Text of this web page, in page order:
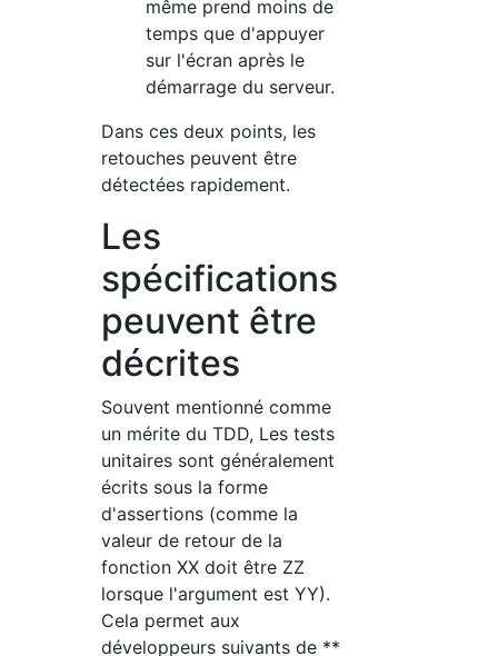
même prend moins de
temps que d'appuyer
sur l'écran après le
démarrage du serveur.
Dans ces deux points, les
retouches peuvent être
détectées rapidement.
Les
spécifications
peuvent être
décrites
Souvent mentionné comme
un mérite du TDD, Les tests
unitaires sont généralement
écrits sous la forme
d'assertions (comme la
valeur de retour de la
fonction XX doit être ZZ
lorsque l'argument est YY).
Cela permet aux
développeurs suivants de **